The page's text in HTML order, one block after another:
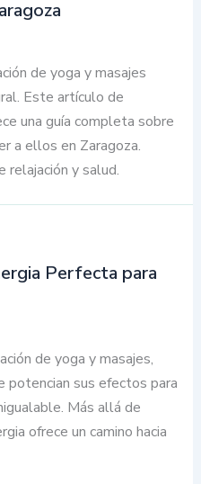
de yoga y masajes
Este artículo de
una guía completa sobre
a ellos en Zaragoza.
relajación y salud.
Perfecta para
de yoga y masajes,
potencian sus efectos para
Más allá de
ofrece un camino hacia